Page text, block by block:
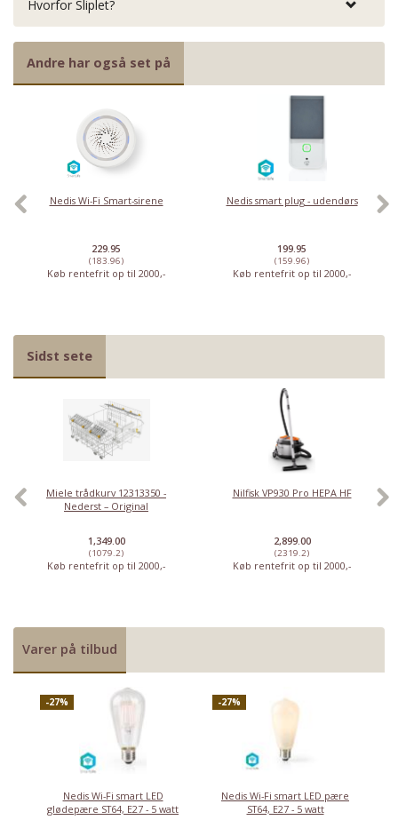
Hvorfor Sliplet?
Andre har også set på
Nedis Wi-Fi Smart-sirene
229.95
(183.96)
Køb rentefrit op til 2000,-
Nedis smart plug - udendørs
199.95
(159.96)
Køb rentefrit op til 2000,-
Sidst sete
Miele trådkurv 12313350 -
Nederst – Original
1,349.00
(1079.2)
Køb rentefrit op til 2000,-
Nilfisk VP930 Pro HEPA HF
2,899.00
(2319.2)
Køb rentefrit op til 2000,-
Varer på tilbud
-27%
Nedis Wi-Fi smart LED
glødepære ST64, E27 - 5 watt
-27%
Nedis Wi-Fi smart LED pære
ST64, E27 - 5 watt